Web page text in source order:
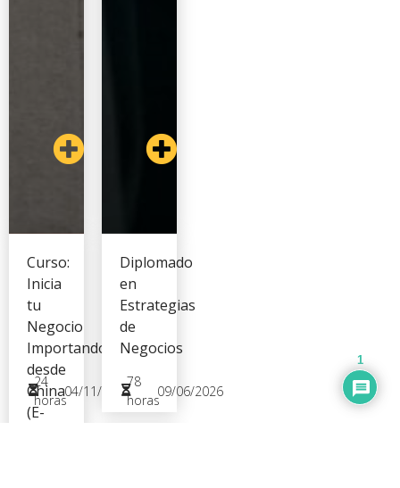
Curso:
Inicia
tu
Negocio
Importando
desde
China
(E-
24
horas
04/11/2025
Diplomado
en
Estrategias
de
Negocios
78
horas
09/06/2026
1